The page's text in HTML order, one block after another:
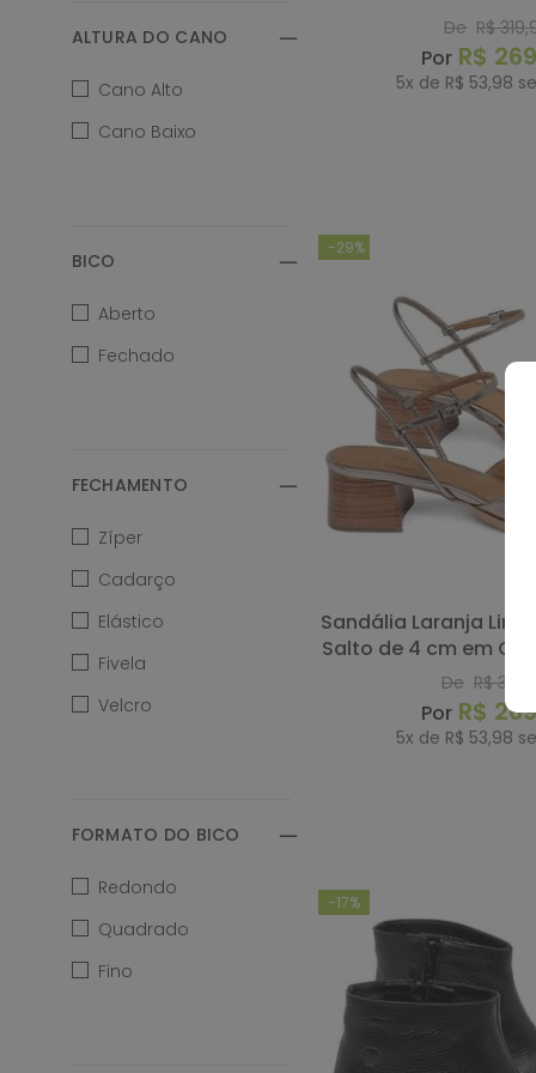
Colorido
Nude
Preto
Rosa
ALTURA DO CANO
Cano Alto
Cano Baixo
BICO
Aberto
Fechado
FECHAMENTO
Zíper
Cadarço
Elástico
Fivela
Velcro
FORMATO DO BICO
Redondo
Quadrado
Fino
Codigo -
De R$ 319,
R$ 269
5x de R$ 53,98
-29%
Sandália Laranja Lima Shoes Classic
Salto de 4 cm em
- Codigo -
De R$ 379
R$
5x de R$ 53,98
-17%